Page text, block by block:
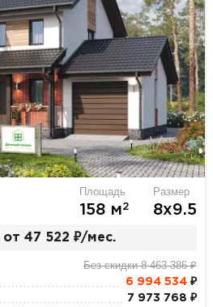
Площадь
158 м2
Размер
8х9.5
от 47 522 ₽/мес.
Без скидки 8 463 386 ₽
6 994 534₽
7 973 768 ₽